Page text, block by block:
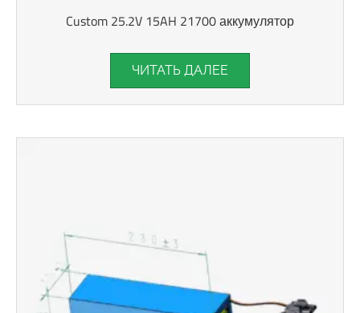
Custom 25.2V 15AH 21700 аккумулятор
ЧИТАТЬ ДАЛЕЕ